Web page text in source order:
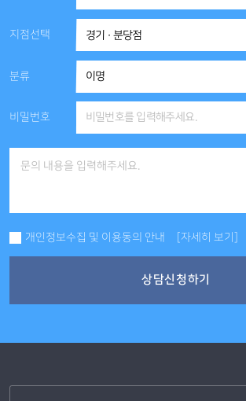
지점선택
분류
비밀번호
개인정보수집 및 이용동의 안내 [자세히 보기]
상담신청하기